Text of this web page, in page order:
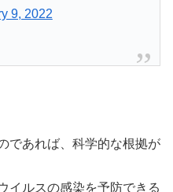
9, 2022
であれば、科学的な根拠が
イルスの感染を予防できる